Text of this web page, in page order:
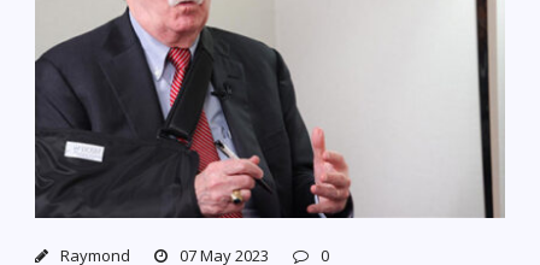
Raymond 07 May 2023 0